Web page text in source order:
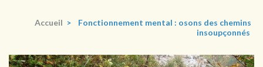
Accueil >
Fonctionnement mental : osons des chemins
insoupçonnés